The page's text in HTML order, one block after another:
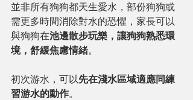
並非所有狗狗都天生愛水，部份狗狗或
需更多時間消除對水的恐懼，家長可以
與狗狗在池邊散步玩樂，讓狗狗熟悉環
境，舒緩焦慮情緒。
初次游水，可以先在淺水區域適應同練
習游水的動作。